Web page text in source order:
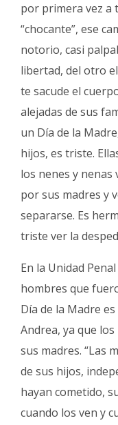
por primera vez a
“chocante”, ese
notorio, casi
libertad, del otro
te sacude el
alejadas de sus
un Día de la
hijos, es triste.
los nenes y nenas
por sus madres y
separarse. Es
triste ver la
En la Unidad
hombres que
Día de la Madre
Andrea, ya que
sus madres. “Las
de sus hijos,
hayan cometido,
cuando los ven y